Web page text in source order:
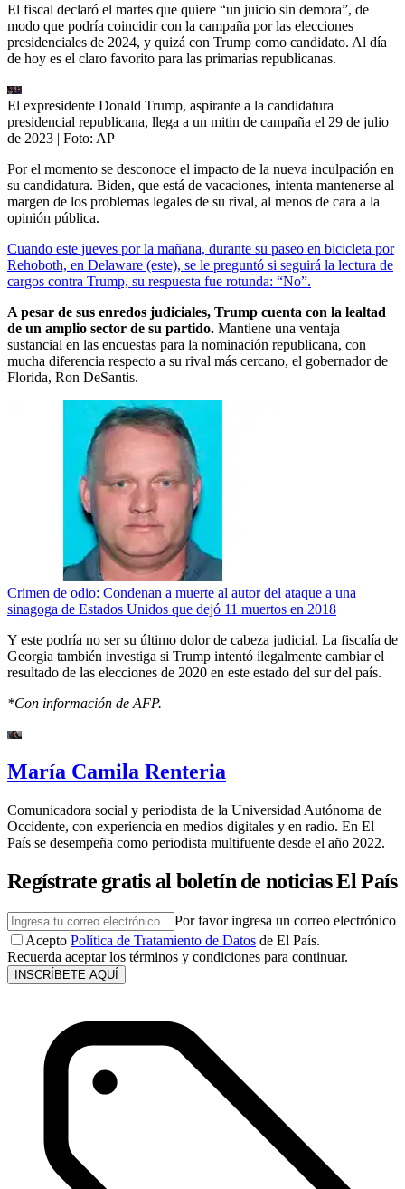
El fiscal declaró el martes que quiere “un juicio sin demora”, de
modo que podría coincidir con la campaña por las elecciones
presidenciales de 2024, y quizá con Trump como candidato. Al día
de hoy es el claro favorito para las primarias republicanas.
El expresidente Donald Trump, aspirante a la candidatura
presidencial republicana, llega a un mitin de campaña el 29 de julio
de 2023 | Foto: AP
Por el momento se desconoce el impacto de la nueva inculpación en
su candidatura. Biden, que está de vacaciones, intenta mantenerse al
margen de los problemas legales de su rival, al menos de cara a la
opinión pública.
Cuando este jueves por la mañana, durante su paseo en bicicleta por
Rehoboth, en Delaware (este), se le preguntó si seguirá la lectura de
cargos contra Trump, su respuesta fue rotunda: “No”.
A pesar de sus enredos judiciales, Trump cuenta con la lealtad
de un amplio sector de su partido. Mantiene una ventaja
sustancial en las encuestas para la nominación republicana, con
mucha diferencia respecto a su rival más cercano, el gobernador de
Florida, Ron DeSantis.
Crimen de odio: Condenan a muerte al autor del ataque a una
sinagoga de Estados Unidos que dejó 11 muertos en 2018
Y este podría no ser su último dolor de cabeza judicial. La fiscalía de
Georgia también investiga si Trump intentó ilegalmente cambiar el
resultado de las elecciones de 2020 en este estado del sur del país.
*Con información de AFP.
María Camila Renteria
Comunicadora social y periodista de la Universidad Autónoma de
Occidente, con experiencia en medios digitales y en radio. En El
País se desempeña como periodista multifuente desde el año 2022.
Regístrate gratis al boletín de noticias El País
Por favor ingresa un correo electrónico
Acepto Política de Tratamiento de Datos de El País.
Recuerda aceptar los términos y condiciones para continuar.
INSCRÍBETE AQUÍ